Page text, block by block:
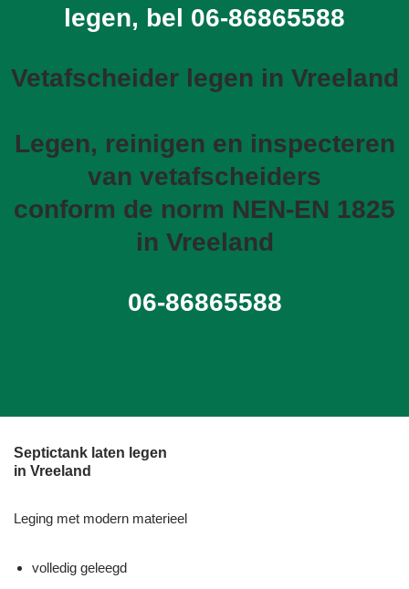
legen, bel 06-86865588
Vetafscheider legen in Vreeland
Legen, reinigen en inspecteren
van vetafscheiders
conform de norm NEN-EN 1825
in Vreeland
06-86865588
Septictank laten legen
in Vreeland
Leging met modern materieel
volledig geleegd